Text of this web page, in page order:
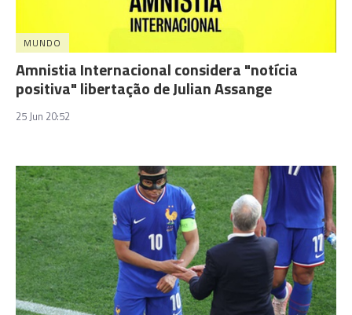
MUNDO
Amnistia Internacional considera "notícia
positiva" libertação de Julian Assange
25 Jun 20:52